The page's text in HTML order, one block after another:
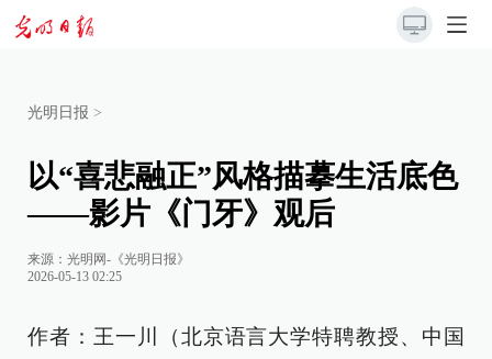
光明日报 >
以“喜悲融正”风格描摹生活底色
——影片《门牙》观后
来源： 光明网-《光明日报》
2026-05-13 02:25
作者：王一川（北京语言大学特聘教授、中国